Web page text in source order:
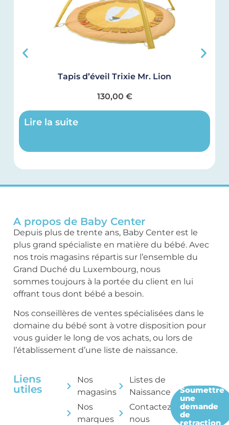
Tapis d’éveil Trixie Mr. Lion
130,00 €
Lire la suite
A propos de Baby Center
Depuis plus de trente ans, Baby Center est le
plus grand spécialiste en matière du bébé. Avec
nos trois magasins répartis sur l’ensemble du
Grand Duché du Luxembourg, nous
sommes toujours à la portée du client en lui
offrant tous dont bébé a besoin.
Nos conseillères de ventes spécialisées dans le
domaine du bébé sont à votre disposition pour
vous guider le long de vos achats, ou lors de
l’établissement d’une liste de naissance.
Liens
utiles
Nos
magasins
Nos
marques
Listes de
Naissance
Contactez-
nous
Soumettre
une
demande
de
retraction